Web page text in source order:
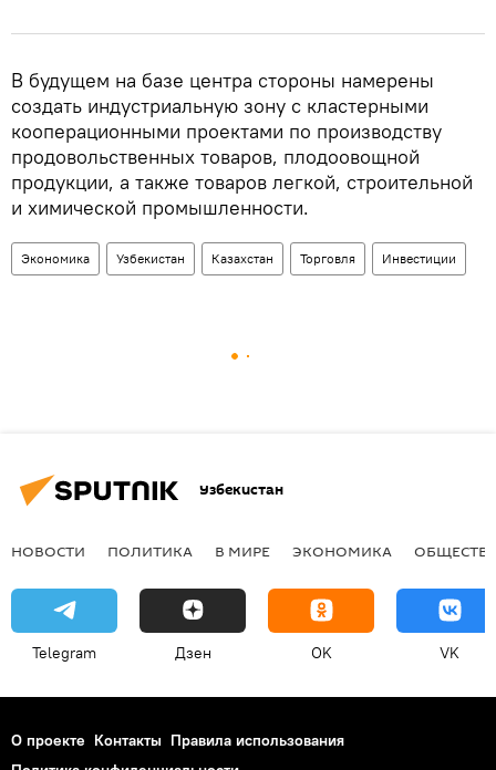
В будущем на базе центра стороны намерены
создать индустриальную зону с кластерными
кооперационными проектами по производству
продовольственных товаров, плодоовощной
продукции, а также товаров легкой, строительной
и химической промышленности.
Экономика Узбекистан Казахстан Торговля Инвестиции
Узбекистан
НОВОСТИ ПОЛИТИКА В МИРЕ ЭКОНОМИКА
Telegram Дзен OK VK
О проекте Контакты Правила использования